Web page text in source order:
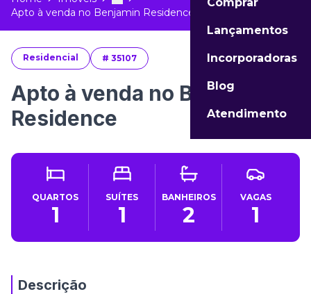
Lançamentos
Incorporadoras
Blog
Atendimento
More
Toggle menu
Apto à venda no Benjamin Residence...
Residencial # 35107
Apto à venda no Benjamin
Residence
QUARTOS
1
SUÍTES
1
BANHEIROS
2
VAGAS
1
Descrição